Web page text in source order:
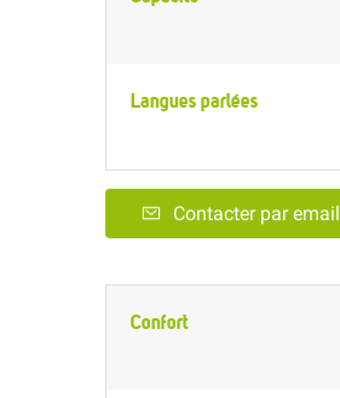
Langues parlées
Contacter par email
Confort